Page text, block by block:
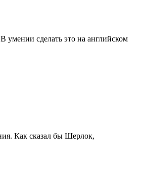
умении сделать это на английском
Как сказал бы Шерлок,